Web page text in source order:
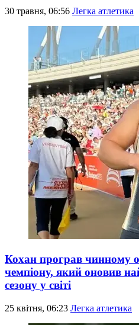
30 травня, 06:56 Легка атлетика
Кохан програв чинному
чемпіону, який оновив
сезону у світі
25 квітня, 06:23 Легка атлетика